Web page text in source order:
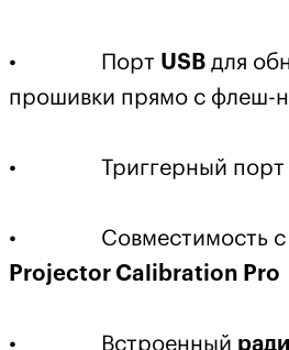
• Порт USB для
прошивки прямо с флеш-
• Триггерный порт
• Совместимость с
Projector Calibration Pro
• Встроенный